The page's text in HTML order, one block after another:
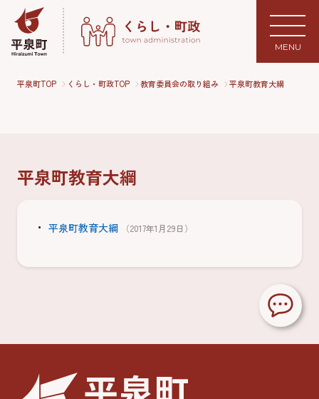
MENU
平泉町TOP くらし・町政TOP 教育委員会の取り組み 平泉町教育大綱
平泉町教育大綱
平泉町教育大綱 （2017年1月29日）